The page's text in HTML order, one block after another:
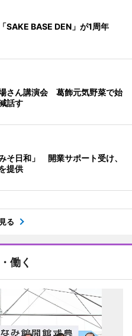
SAKE BASE DEN」が1周年
さん講演会 葛飾元気野菜で始
話す
そ日和」 開業サポート受け、
提供
る
働く